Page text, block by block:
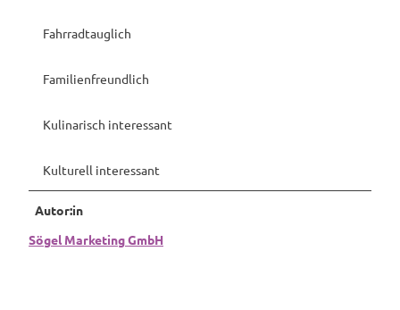
Fahrradtauglich
Familienfreundlich
Kulinarisch interessant
Kulturell interessant
Autor:in
Sögel Marketing GmbH